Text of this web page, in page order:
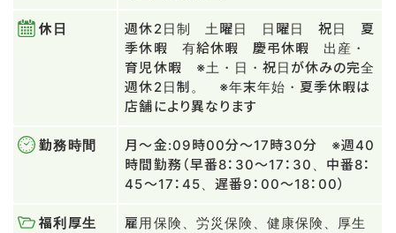
休日
週休2日制 土曜日 日曜日 祝日 夏
季休暇 有給休暇 慶弔休暇 出産・
育児休暇 ※土・日・祝日が休みの完全
週休2日制。 ※年末年始・夏季休暇は
店舗により異なります
勤務時間
月～金:09時00分～17時30分 ※週40
時間勤務（早番8：30～17：30、中番8：
45～17：45、遅番9：00～18：00）
福利厚生
雇用保険、労災保険、健康保険、厚生